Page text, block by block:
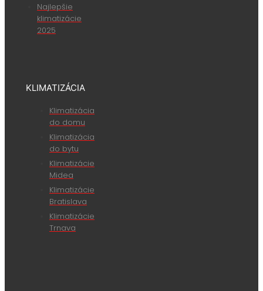
Najlepšie
klimatizácie
2025
KLIMATIZÁCIA
Klimatizácia
do domu
Klimatizácia
do bytu
Klimatizácie
Midea
Klimatizácie
Bratislava
Klimatizácie
Trnava